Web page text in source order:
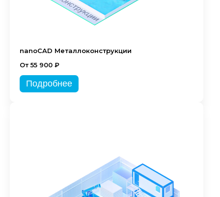
nanoCAD Металлоконструкции
От 55 900 ₽
Подробнее